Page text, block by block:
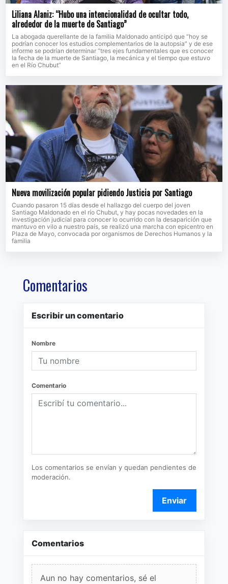
Liliana Alaniz: “Hubo una intencionalidad de ocultar todo,
alrededor de la muerte de Santiago”
La abogada querellante de la familia Maldonado anticipó que “hoy se
podrían conocer los estudios complementarios de la autopsia” y de ese
informe se podrían determinar “tres ejes fundamentales que es conocer
la fecha de la muerte de Santiago, la mecánica y el tiempo que estuvo
en el Río Chubut”
Nueva movilización popular pidiendo Justicia por Santiago
Cuando pasaron 15 días desde el hallazgo del cuerpo del joven
Santiago Maldonado en el río Chubut, y hay pocas novedades en la
investigación judicial para conocer lo ocurrido con la desaparición que
mantuvo en vilo a nuestro país, se realizó una marcha con epicentro en
Plaza de Mayo, convocada por organismos de Derechos Humanos y la
familia
Comentarios
Escribir un comentario
Nombre
Comentario
Los comentarios se envían y quedan pendientes de
moderación.
Enviar
Comentarios
Aun no hay comentarios, sé el